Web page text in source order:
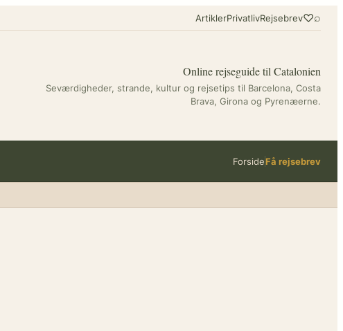
ArtiklerPrivatlivRejsebrev♡⌕
Online rejseguide til Catalonien
Seværdigheder, strande, kultur og rejsetips til Barcelona, Costa
Brava, Girona og Pyrenæerne.
ForsideFå rejsebrev